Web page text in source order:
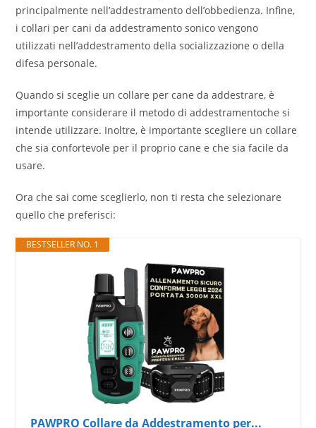
principalmente nell’addestramento dell’obbedienza. Infine,
i collari per cani da addestramento sonico vengono
utilizzati nell’addestramento della socializzazione o della
difesa personale.
Quando si sceglie un collare per cane da addestrare, è
importante considerare il metodo di addestramentoche si
intende utilizzare. Inoltre, è importante scegliere un collare
che sia confortevole per il proprio cane e che sia facile da
usare.
Ora che sai come sceglierlo, non ti resta che selezionare
quello che preferisci:
BESTSELLER NO. 1
PAWPRO Collare da Addestramento per...